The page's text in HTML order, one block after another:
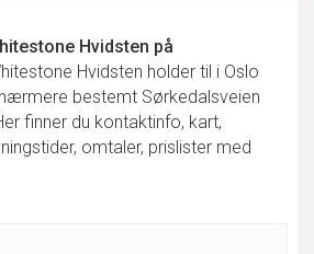
Hvidsten på
Hvidsten holder til i Oslo
bestemt Sørkedalsveien
finner du kontaktinfo, kart,
omtaler, prislister med